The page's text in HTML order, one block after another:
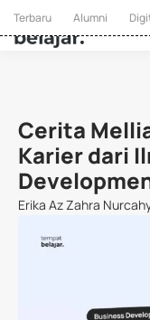
Terbaru Alumni
Cerita
Karier dari
Erika Az Zahra